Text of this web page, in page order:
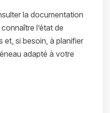
la documentation
l’état de
et, si besoin, à planifier
adapté à votre